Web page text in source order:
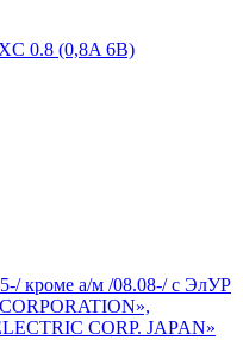
0.8 (0,8A 6В)